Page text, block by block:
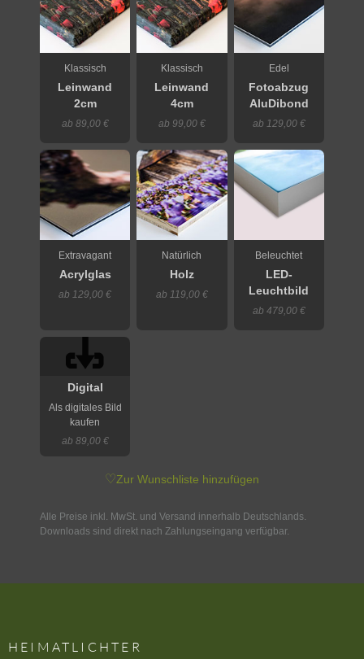
Klassisch
Leinwand
2cm
ab 89,00 €
Klassisch
Leinwand
4cm
ab 99,00 €
Edel
Fotoabzug
AluDibond
ab 129,00 €
Extravagant
Acrylglas
ab 129,00 €
Natürlich
Holz
ab 119,00 €
Beleuchtet
LED-
Leuchtbild
ab 479,00 €
Digital
Als digitales Bild
kaufen
ab 89,00 €
♡Zur Wunschliste hinzufügen
Alle Preise inkl. MwSt. und Versand innerhalb Deutschlands.
Downloads sind direkt nach Zahlungseingang verfügbar.
HEIMATLICHTER